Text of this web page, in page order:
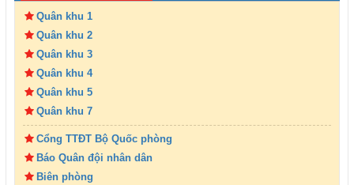
Quân khu 1
Quân khu 2
Quân khu 3
Quân khu 4
Quân khu 5
Quân khu 7
Cổng TTĐT Bộ Quốc phòng
Báo Quân đội nhân dân
Biên phòng